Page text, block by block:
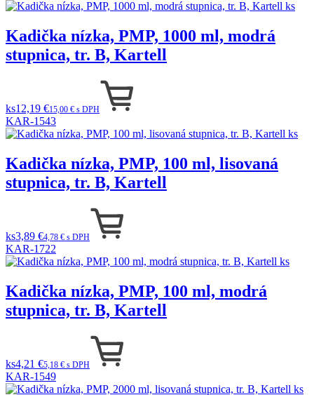
Kadička nízka, PMP, 1000 ml, modrá
stupnica, tr. B, Kartell
ks12,19 €15,00 € s DPH
KAR-1543
Kadička nízka, PMP, 100 ml, lisovaná
stupnica, tr. B, Kartell
ks3,89 €4,78 € s DPH
KAR-1722
Kadička nízka, PMP, 100 ml, modrá
stupnica, tr. B, Kartell
ks4,21 €5,18 € s DPH
KAR-1549